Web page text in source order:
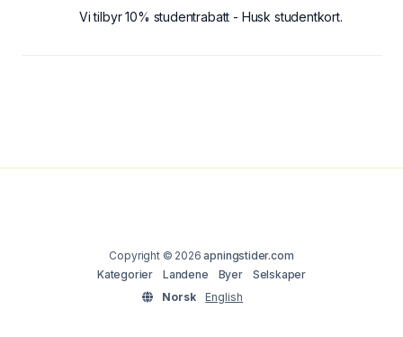
Vi tilbyr 10% studentrabatt - Husk studentkort.
Copyright © 2026apningstider.com
Kategorier
Landene Byer
Selskaper
Norsk
English